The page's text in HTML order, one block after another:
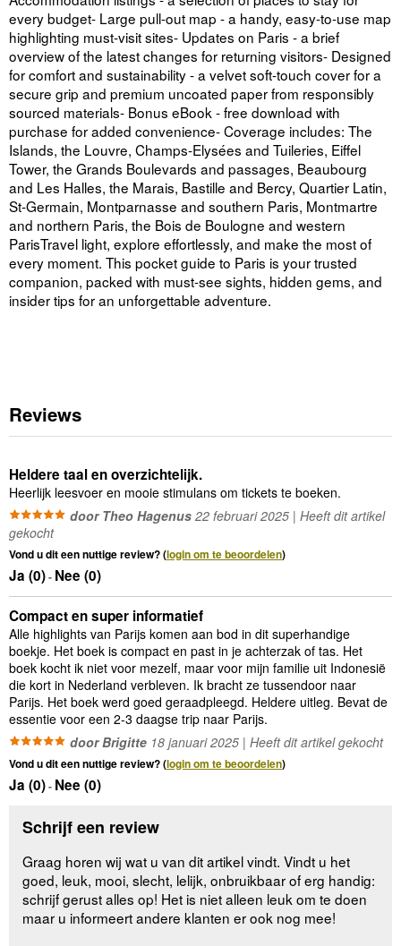
every budget- Large pull-out map - a handy, easy-to-use map
highlighting must-visit sites- Updates on Paris - a brief
overview of the latest changes for returning visitors- Designed
for comfort and sustainability - a velvet soft-touch cover for a
secure grip and premium uncoated paper from responsibly
sourced materials- Bonus eBook - free download with
purchase for added convenience- Coverage includes: The
Islands, the Louvre, Champs-Elysées and Tuileries, Eiffel
Tower, the Grands Boulevards and passages, Beaubourg
and Les Halles, the Marais, Bastille and Bercy, Quartier Latin,
St-Germain, Montparnasse and southern Paris, Montmartre
and northern Paris, the Bois de Boulogne and western
ParisTravel light, explore effortlessly, and make the most of
every moment. This pocket guide to Paris is your trusted
companion, packed with must-see sights, hidden gems, and
insider tips for an unforgettable adventure.
Reviews
Heldere taal en overzichtelijk.
Heerlijk leesvoer en mooie stimulans om tickets te boeken.
door Theo Hagenus 22 februari 2025 | Heeft dit artikel
gekocht
Vond u dit een nuttige review? (login om te beoordelen)
Ja (0)- Nee (0)
Compact en super informatief
Alle highlights van Parijs komen aan bod in dit superhandige
boekje. Het boek is compact en past in je achterzak of tas. Het
boek kocht ik niet voor mezelf, maar voor mijn familie uit Indonesië
die kort in Nederland verbleven. Ik bracht ze tussendoor naar
Parijs. Het boek werd goed geraadpleegd. Heldere uitleg. Bevat de
essentie voor een 2-3 daagse trip naar Parijs.
door Brigitte 18 januari 2025 | Heeft dit artikel gekocht
Vond u dit een nuttige review? (login om te beoordelen)
Ja (0)- Nee (0)
Schrijf een review
Graag horen wij wat u van dit artikel vindt. Vindt u het
goed, leuk, mooi, slecht, lelijk, onbruikbaar of erg handig:
schrijf gerust alles op! Het is niet alleen leuk om te doen
maar u informeert andere klanten er ook nog mee!